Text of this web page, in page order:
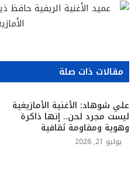
مقالات ذات صلة
علي شوهاد: الأغنية الأمازيغية
ليست مجرد لحن.. إنها ذاكرة
وهوية ومقاومة ثقافية
يوليو 21, 2026